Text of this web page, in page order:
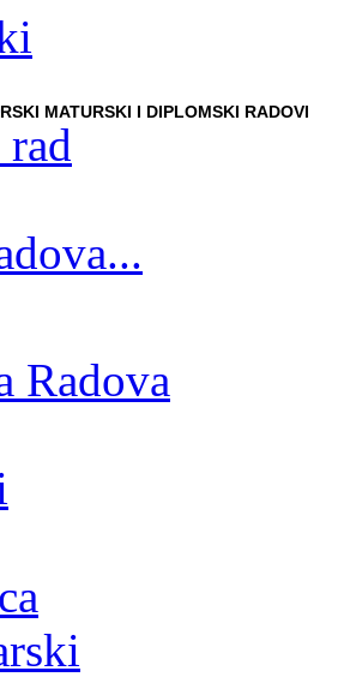
MATURSKI I DIPLOMSKI RADOVI
Radova